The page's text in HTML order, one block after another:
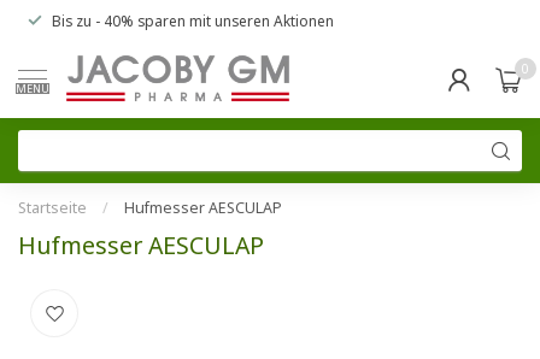
Bis zu - 40% sparen mit unseren Aktionen
MENU
0
Startseite / Hufmesser AESCULAP
Hufmesser AESCULAP